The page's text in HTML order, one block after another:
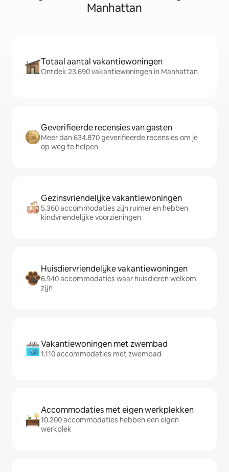
Manhattan
Totaal aantal vakantiewoningen
Ontdek 23.690 vakantiewoningen in Manhattan
Geverifieerde recensies van gasten
Meer dan 634.870 geverifieerde recensies om je
op weg te helpen
Gezinsvriendelijke vakantiewoningen
5.360 accommodaties zijn ruimer en hebben
kindvriendelijke voorzieningen
Huisdiervriendelijke vakantiewoningen
6.940 accommodaties waar huisdieren welkom
zijn
Vakantiewoningen met zwembad
1.110 accommodaties met zwembad
Accommodaties met eigen werkplekken
10.200 accommodaties hebben een eigen
werkplek